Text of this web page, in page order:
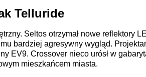
Telluride
Seltos otrzymał nowe reflektory
bardziej agresywny wygląd.
EV9. Crossover nieco urósł w
mieszkańcem miasta.